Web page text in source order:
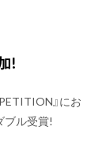
!
』にお
ブル受賞!